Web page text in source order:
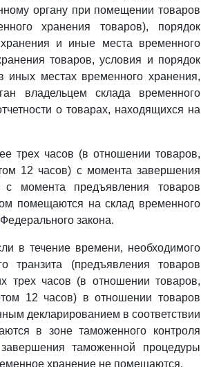
органу при помещении товаров
хранения товаров), порядок
и иные места временного
товаров, условия и порядок
местах временного хранения,
владельцем склада временного
о товарах, находящихся на
трех часов (в отношении товаров,
12 часов) с момента завершения
момента предъявления товаров
помещаются на склад временного
Федерального закона.
в течение времени, необходимого
транзита (предъявления товаров
трех часов (в отношении товаров,
12 часов) в отношении товаров
декларированием в соответствии
в зоне таможенного контроля
таможенной процедуры
хранение не помещаются.